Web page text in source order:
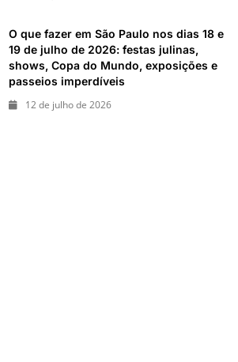
O que fazer em São Paulo nos dias 18 e
19 de julho de 2026: festas julinas,
shows, Copa do Mundo, exposições e
passeios imperdíveis
12 de julho de 2026